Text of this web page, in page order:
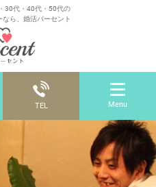
30代・40代・50代の
ら、婚活パーセント
TEL Menu